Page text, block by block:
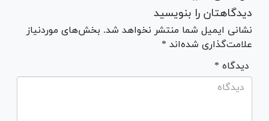
دیدگاهتان را بنویسید
نشانی ایمیل شما منتشر نخواهد شد. بخش‌های موردنیاز
علامت‌گذاری شده‌اند *
* دیدگاه